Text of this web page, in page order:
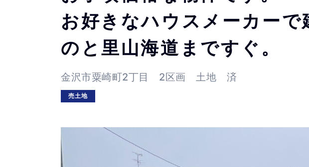
お好きなハウスメーカーで
のと里山海道まですぐ。
金沢市粟崎町2丁目 2区画 土地 済
売土地